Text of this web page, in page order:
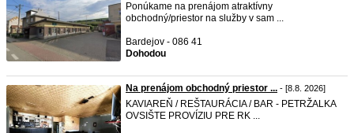
Ponúkame na prenájom atraktívny
obchodný/priestor na služby v sam ...
Bardejov - 086 41
Dohodou
Na prenájom obchodný priestor ... - [8.8. 2026]
KAVIAREŇ / REŠTAURÁCIA / BAR - PETRŽALKA
OVSIŠTE PROVÍZIU PRE RK ...